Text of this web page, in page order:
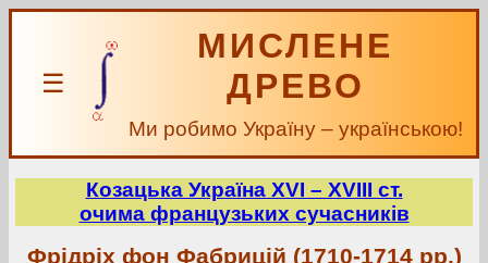
☰
МИСЛЕНЕ
ДРЕВО
Ми робимо Україну – українською!
Козацька Україна ХVІ – ХVІІІ ст.
очима французьких сучасників
Фрідріх фон Фабрицій (1710-1714 рр.)